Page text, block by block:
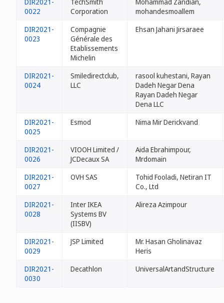
0022
Corporation
mohandesmoallem
DIR2021-
0023
Compagnie
Générale des
Etablissements
Michelin
Ehsan Jahani Jirsaraee
DIR2021-
0024
Smiledirectclub,
LLC
rasool kuhestani, Rayan
Dadeh Negar Dena
Rayan Dadeh Negar
Dena LLC
DIR2021-
0025
Esmod Nima Mir Derickvand
DIR2021-
0026
VIOOH Limited /
JCDecaux SA
Aida Ebrahimpour,
Mrdomain
DIR2021-
0027
OVH SAS
Tohid Fooladi, Netiran IT
Co., Ltd
DIR2021-
0028
Inter IKEA
Systems BV
(IISBV)
Alireza Azimpour
DIR2021-
0029
JSP Limited
Mr. Hasan Gholinavaz
Heris
DIR2021-
0030
Decathlon UniversalArtandStructure